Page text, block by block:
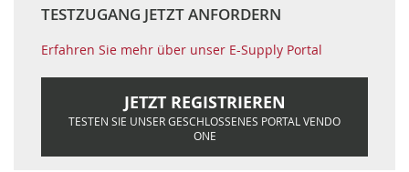
TESTZUGANG JETZT ANFORDERN
Erfahren Sie mehr über unser E-Supply Portal
JETZT REGISTRIEREN
TESTEN SIE UNSER GESCHLOSSENES PORTAL VENDO
ONE